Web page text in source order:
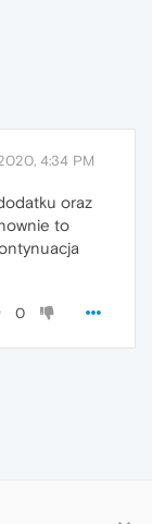
4:34 PM
oraz
to
0